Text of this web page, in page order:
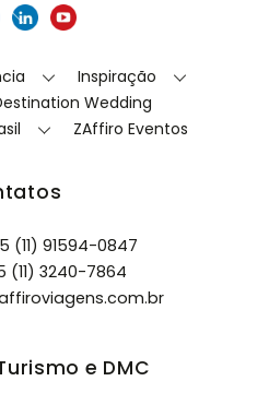
Back
Top
Facebook
LinkedInYouTube
Inspiração
Wedding
ZAffiro Eventos
(11) 91594-0847
(11) 3240-7864
e DMC